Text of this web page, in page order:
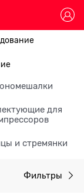
для
и стремянки
Фильтры